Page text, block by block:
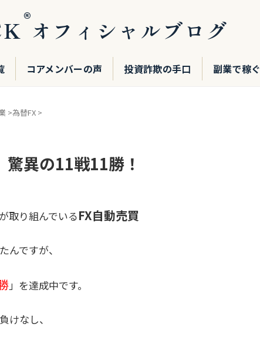
®オフィシャルブログ
コアメンバーの声 投資詐欺の手口 副業で稼ぐ
>為替FX >
驚異の11戦11勝！
取り組んでいるFX自動売買
んですが、
」を達成中です。
けなし、